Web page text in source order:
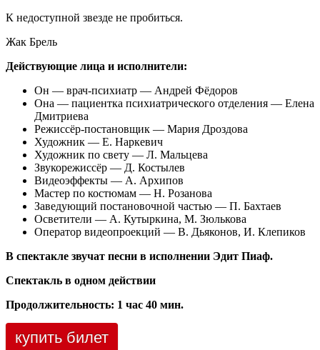
К недоступной звезде не пробиться.
Жак Брель
Действующие лица и исполнители:
Он — врач-психиатр — Андрей Фёдоров
Она — пациентка психиатрического отделения — Елена
Дмитриева
Режиссёр-постановщик — Мария Дроздова
Художник — Е. Наркевич
Художник по свету — Л. Мальцева
Звукорежиссёр — Д. Костылев
Видеоэффекты — А. Архипов
Мастер по костюмам — Н. Розанова
Заведующий постановочной частью — П. Бахтаев
Осветители — А. Кутыркина, М. Зюлькова
Оператор видеопроекций — В. Дьяконов, И. Клепиков
В спектакле звучат песни в исполнении Эдит Пиаф.
Спектакль в одном действии
Продолжительность: 1 час 40 мин.
купить билет